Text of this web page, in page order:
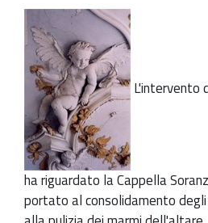
L'intervento
ha riguardato la Cappella
portato al consolidamento